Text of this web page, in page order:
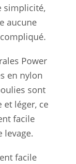
simplicité,
aucune
Power
en nylon
sont
et léger, ce
facile
levage.
facile